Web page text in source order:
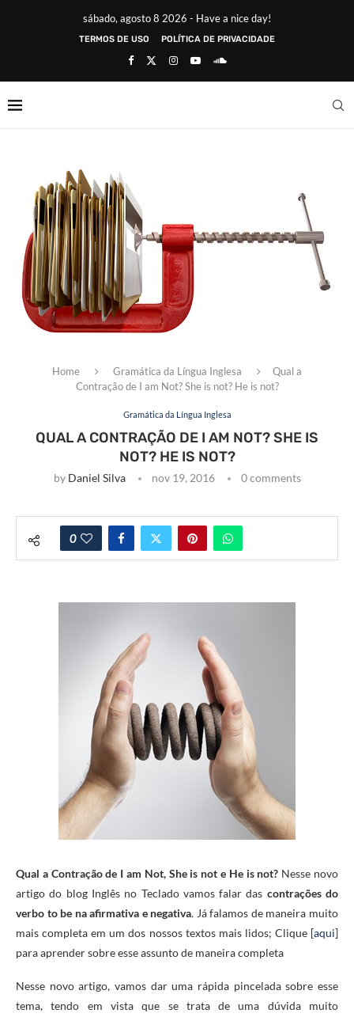
sábado, agosto 8 2026 - Have a nice day!
TERMOS DE USO POLÍTICA DE PRIVACIDADE
Home Gramática da Língua Inglesa
Qual a
Contração de I am Not? She is not? He is not?
Gramática da Língua Inglesa
QUAL A CONTRAÇÃO DE I AM NOT? SHE IS
NOT? HE IS NOT?
by Daniel Silva nov 19, 2016 0 comments
0
Qual a Contração de I am Not, She is not e He is not? Nesse novo
artigo do blog Inglês no Teclado vamos falar das contrações do
verbo to be na afirmativa e negativa. Já falamos de maneira muito
mais completa em um dos nossos textos mais lidos; Clique [aqui]
para aprender sobre esse assunto de maneira completa
Nesse novo artigo, vamos dar uma rápida pincelada sobre esse
tema, tendo em vista que se trata de uma dúvida muito